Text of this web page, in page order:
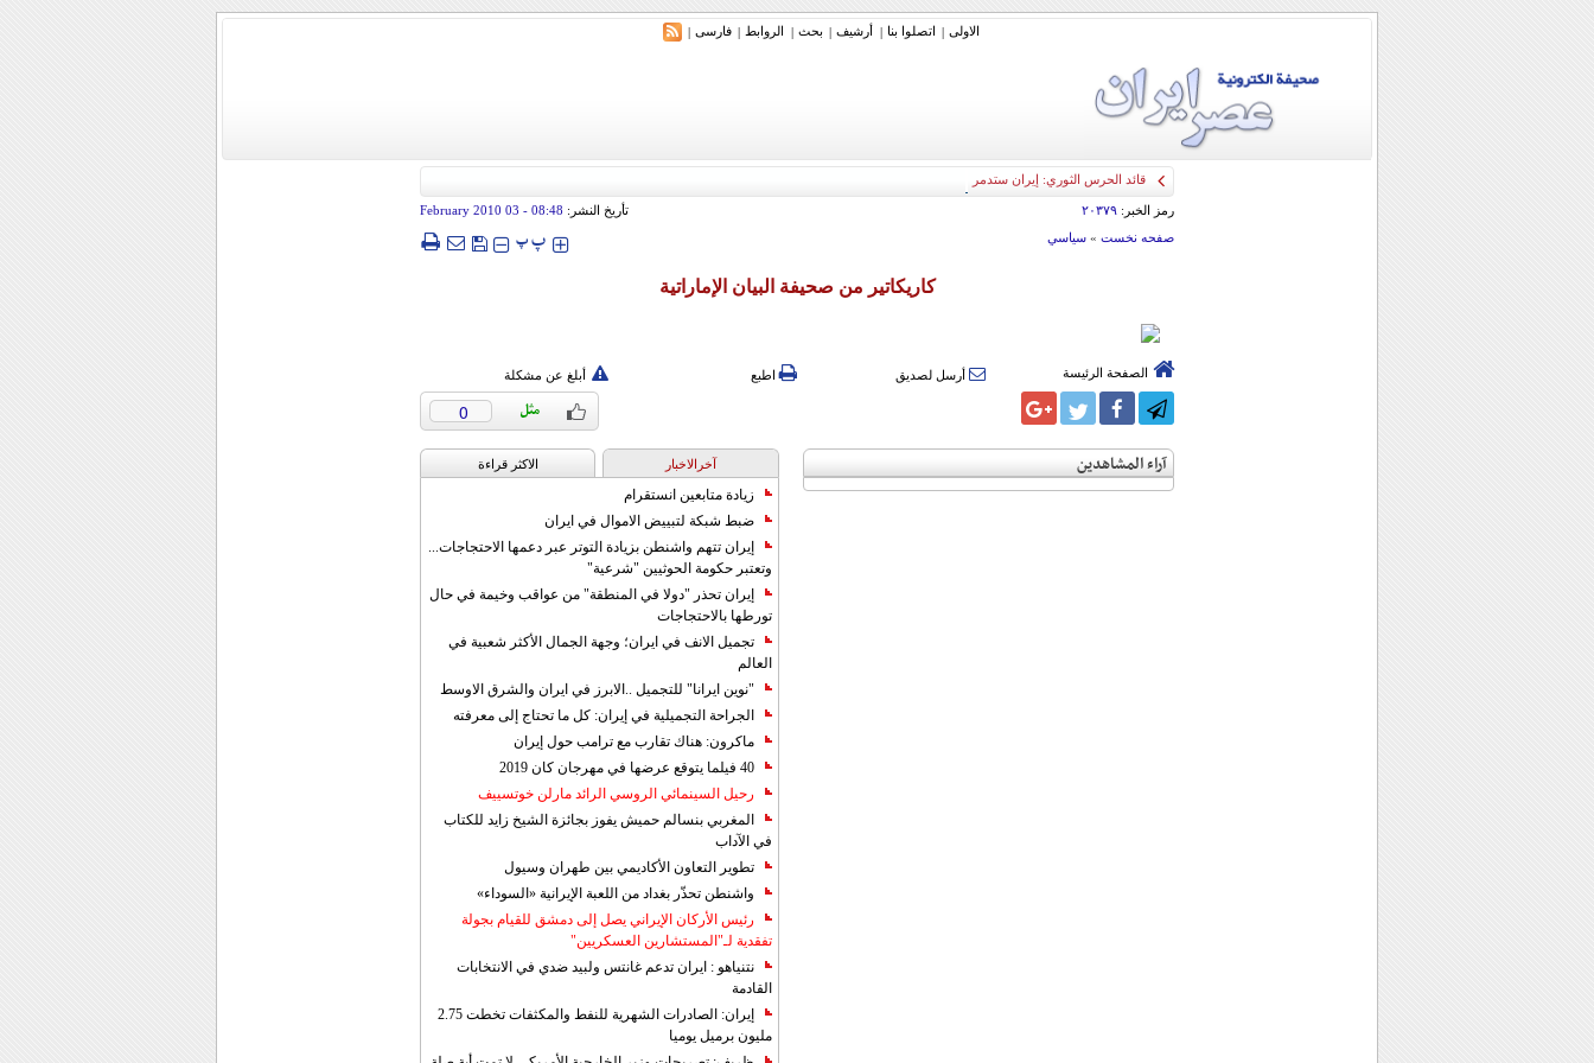
الاولی | اتصلوا بنا | أرشیف | بحث | الروابط | فارسی |
قائد الحرس الثوري: إيران ستدمر أمريكا وإسرائيل والسعودية إذا تجاوزت خطوط طهران الحمراء
رمز الخبر: ۲۰۳۷۹ تأريخ النشر: 08:48
- 03 February 2010
صفحه نخست» سياسي ‍‍‍ پپ
كاريكاتير من صحيفة البيان الإماراتية
الصفحة الرئيسة أرسل لصديق اطبع أبلغ عن مشكلة
0
آراء المشاهدين آخرالاخبار الاکثر قراءة
زيادة متابعين انستقرام
ضبط شبكة لتبييض الاموال في ايران
إيران تتهم واشنطن بزيادة التوتر عبر دعمها الاحتجاجات...
وتعتبر حكومة الحوثيين "شرعية"
إيران تحذر "دولا في المنطقة" من عواقب وخيمة في حال
تورطها بالاحتجاجات
تجميل الانف في ايران؛ وجهة الجمال الأكثر شعبية في
العالم
"نوين ايرانا" للتجميل ..الابرز في ايران والشرق الاوسط
الجراحة التجميلية في إيران: كل ما تحتاج إلى معرفته
ماكرون: هناك تقارب مع ترامب حول إيران
40 فيلما يتوقع عرضها في مهرجان كان 2019
رحيل السينمائي الروسي الرائد مارلن خوتسييف
المغربي بنسالم حميش يفوز بجائزة الشيخ زايد للكتاب
في الآداب
تطوير التعاون الأكاديمي بين طهران وسيول
واشنطن تحذّر بغداد من اللعبة الإيرانية «السوداء»
رئيس الأركان الإيراني يصل إلى دمشق للقيام بجولة
تفقدية لـ"المستشارين العسكريين"
نتنياهو : ايران تدعم غانتس ولبيد ضدي في الانتخابات
القادمة
إيران: الصادرات الشهریة للنفط والمكثفات تخطت 2.75
مليون برميل يوميا